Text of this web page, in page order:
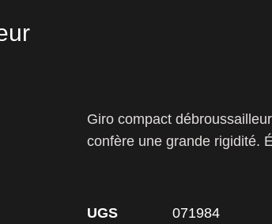
Giro compact
confère une grande rigidité.
UGS
071984